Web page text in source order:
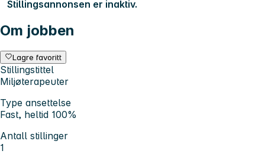
Stillingsannonsen er inaktiv.
Om jobben
Lagre favoritt
Stillingstittel
Miljøterapeuter
Type ansettelse
Fast, heltid 100%
Antall stillinger
1